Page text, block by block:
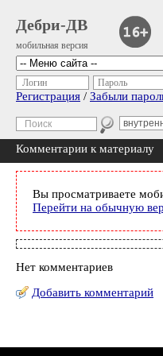
Дебри-ДВ
мобильная версия
Логин Пароль
Регистрация / Забыли
Комментарии к материалу
Вы просматриваете
Перейти на обычную
Нет комментариев
Добавить комментарий